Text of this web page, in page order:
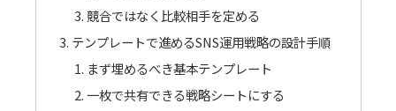
競合ではなく比較相手を定める
テンプレートで進めるSNS運用戦略の設計手順
まず埋めるべき基本テンプレート
一枚で共有できる戦略シートにする